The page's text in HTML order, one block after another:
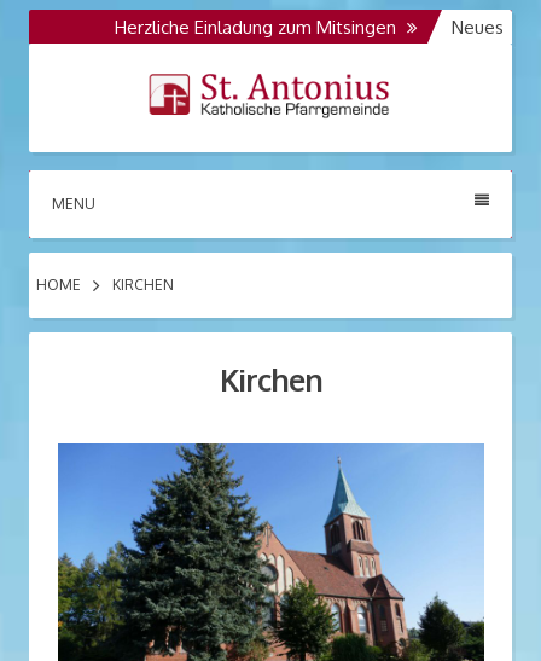
Neues
Herzliche Einladung zum Mitsingen
Die
St. Antonius
Großräschen
Katholische Pfarrgemeinde
MENU
HOME KIRCHEN
Kirchen